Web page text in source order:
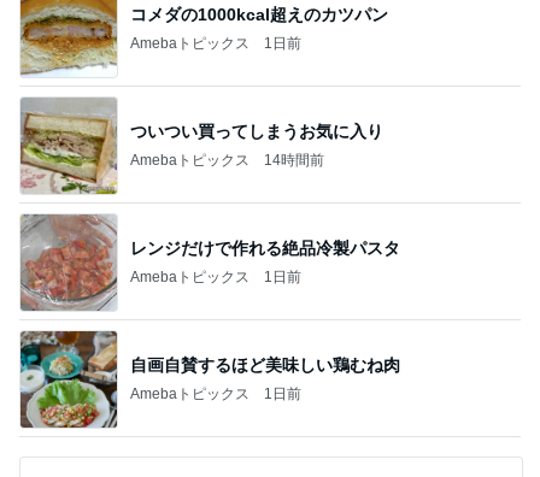
コメダの1000kcal超えのカツパン
Amebaトピックス 1日前
ついつい買ってしまうお気に入り
Amebaトピックス 14時間前
レンジだけで作れる絶品冷製パスタ
Amebaトピックス 1日前
自画自賛するほど美味しい鶏むね肉
Amebaトピックス 1日前